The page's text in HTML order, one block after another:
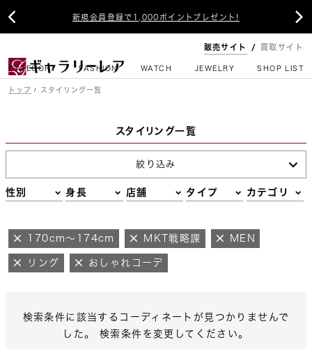
新規会員登録で1,000ポイントプレゼント!
 
販売サイト 買取サイト
CATEGORY FASHION WATCH JEWELRY SHOP LIST
トップ スタイリング一覧
スタイリング一覧
絞り込み
性別 身長 店舗 タイプ カテゴリ
170cm～174cm MKT戦略課 MEN
リング おしゃれコーデ
検索条件に該当するコーディネートが見つかりませんで
した。 検索条件を変更してください。